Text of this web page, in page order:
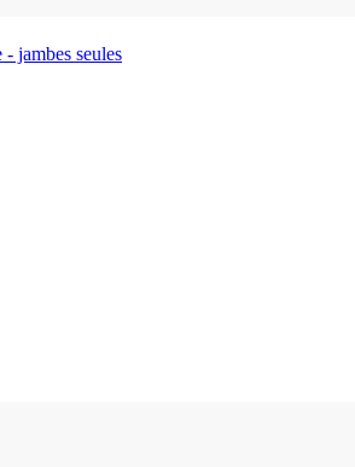
jambes seules